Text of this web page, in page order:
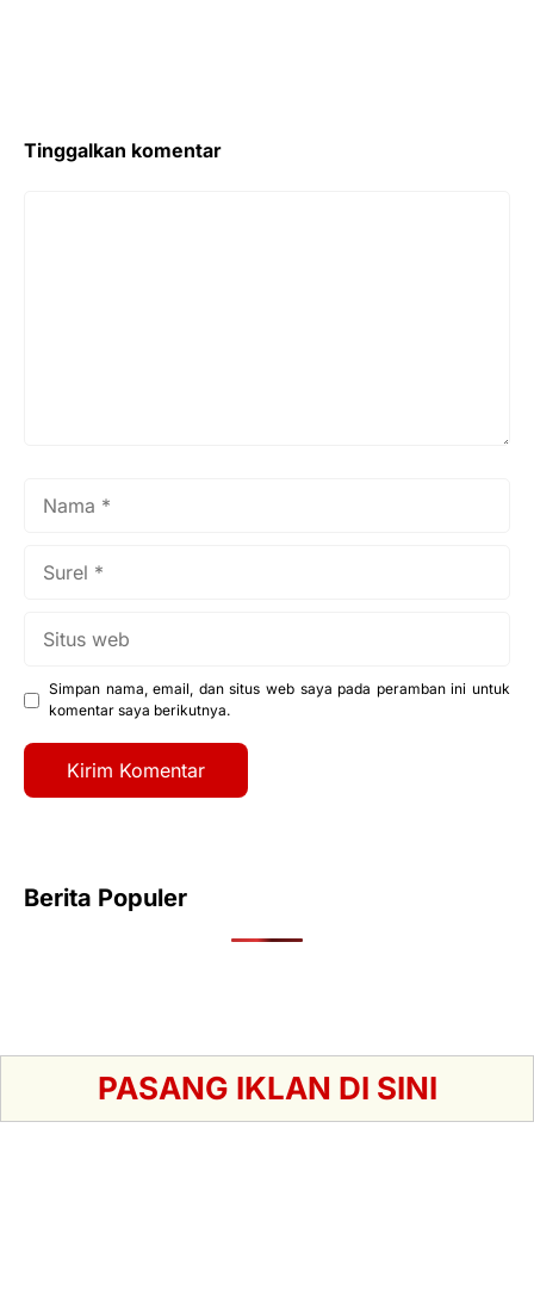
Tinggalkan komentar
Simpan nama, email, dan situs web saya pada peramban ini untuk
komentar saya berikutnya.
Berita Populer
PASANG IKLAN DI SINI